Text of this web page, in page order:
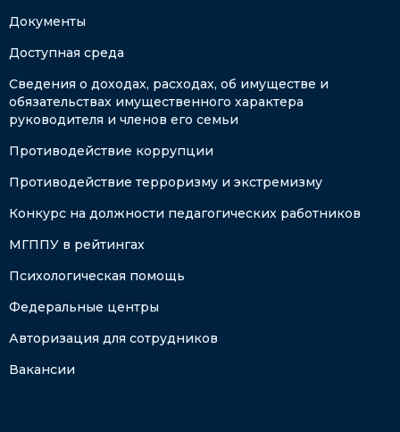
Документы
Доступная среда
Сведения о доходах, расходах, об имуществе и
обязательствах имущественного характера
руководителя и членов его семьи
Противодействие коррупции
Противодействие терроризму и экстремизму
Конкурс на должности педагогических работников
МГППУ в рейтингах
Психологическая помощь
Федеральные центры
Авторизация для сотрудников
Вакансии